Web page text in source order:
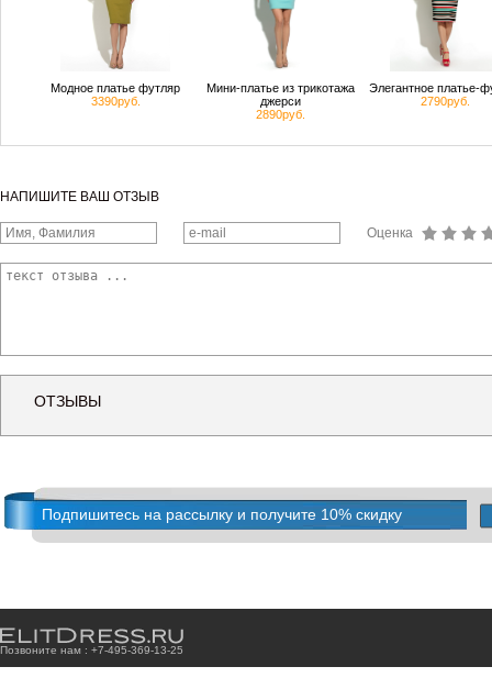
Модное платье футляр
3390руб.
Мини-платье из трикотажа
джерси
2890руб.
Элегантное платье-
2790руб.
НАПИШИТЕ ВАШ ОТЗЫВ
Оценка
ОТЗЫВЫ
Подпишитесь на рассылку и получите 10% скидку
Позвоните нам : +7-495-369-13-25